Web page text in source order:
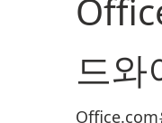
드와
Office.com